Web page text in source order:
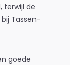
terwijl de
Tassen-
goede